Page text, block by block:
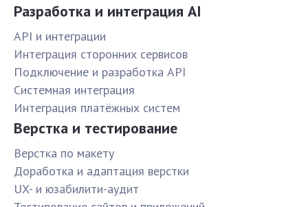
Разработка и интеграция AI
API и интеграции
Интеграция сторонних сервисов
Подключение и разработка API
Системная интеграция
Интеграция платёжных систем
Верстка и тестирование
Верстка по макету
Доработка и адаптация верстки
UX- и юзабилити-аудит